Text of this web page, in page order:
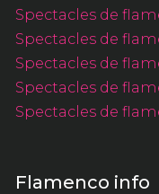
Spectacles de
Spectacles de
Spectacles de
Spectacles de
Spectacles de
Flamenco info